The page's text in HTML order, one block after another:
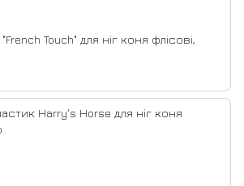
Touch" для ніг коня флісові,